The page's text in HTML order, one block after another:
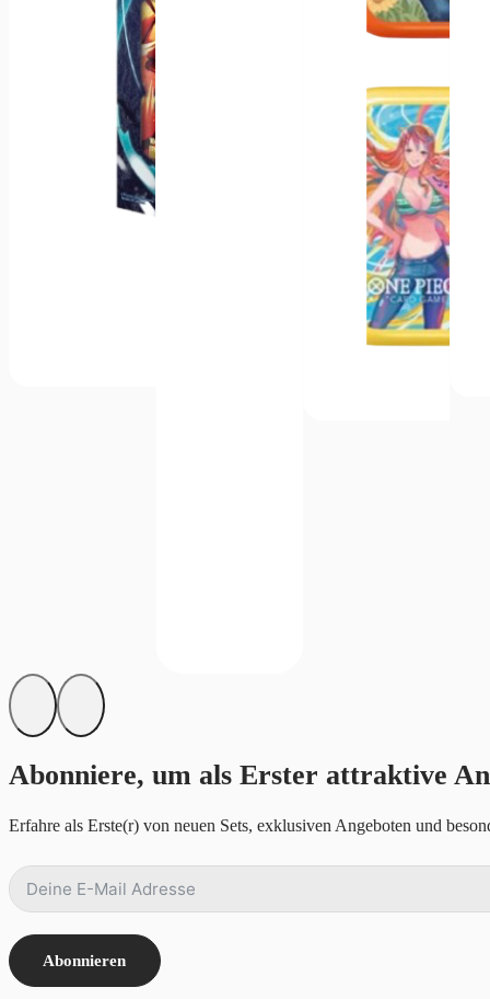
Abonniere, um als Erster attraktive
Erfahre als Erste(r) von neuen Sets, exklusiven Angeboten und
Abonnieren